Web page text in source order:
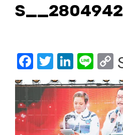
Facebook
TwitterLine